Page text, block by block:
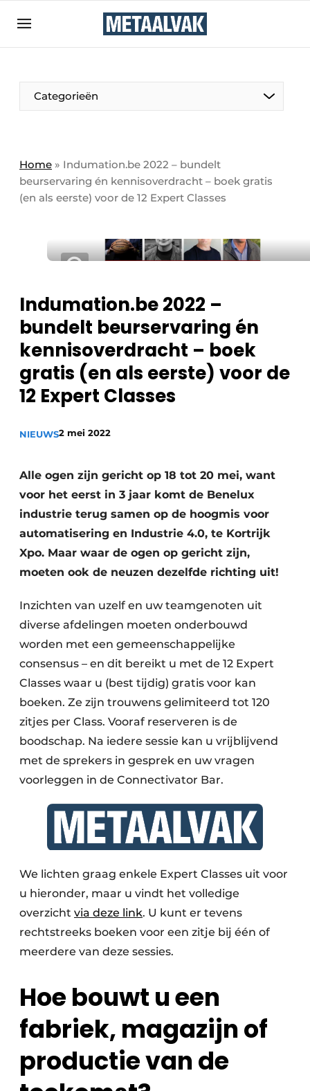
Bedrijven
Contact
Eigen content aanleveren
Evenement aanmelden
Nieuwsbrief
Privacy / Cookie statement
Vacature aanmelden
Vacatures
Video’s
Categorieën
Home » Indumation.be 2022 – bundelt
beurservaring én kennisoverdracht – boek gratis
(en als eerste) voor de 12 Expert Classes
Indumation.be 2022 –
bundelt beurservaring én
kennisoverdracht – boek
gratis (en als eerste) voor de
12 Expert Classes
NIEUWS2 mei 2022
Alle ogen zijn gericht op 18 tot 20 mei, want
voor het eerst in 3 jaar komt de Benelux
industrie terug samen op de hoogmis voor
automatisering en Industrie 4.0, te Kortrijk
Xpo. Maar waar de ogen op gericht zijn,
moeten ook de neuzen dezelfde richting uit!
Inzichten van uzelf en uw teamgenoten uit
diverse afdelingen moeten onderbouwd
worden met een gemeenschappelijke
consensus – en dit bereikt u met de 12 Expert
Classes waar u (best tijdig) gratis voor kan
boeken. Ze zijn trouwens gelimiteerd tot 120
zitjes per Class. Vooraf reserveren is de
boodschap. Na iedere sessie kan u vrijblijvend
met de sprekers in gesprek en uw vragen
voorleggen in de Connectivator Bar.
We lichten graag enkele Expert Classes uit voor
u hieronder, maar u vindt het volledige
overzicht via deze link. U kunt er tevens
rechtstreeks boeken voor een zitje bij één of
meerdere van deze sessies.
Hoe bouwt u een
fabriek, magazijn of
productie van de